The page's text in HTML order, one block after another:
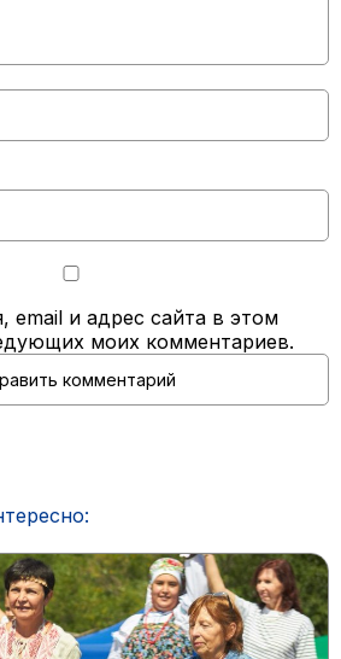
email и адрес сайта в этом
моих комментариев.